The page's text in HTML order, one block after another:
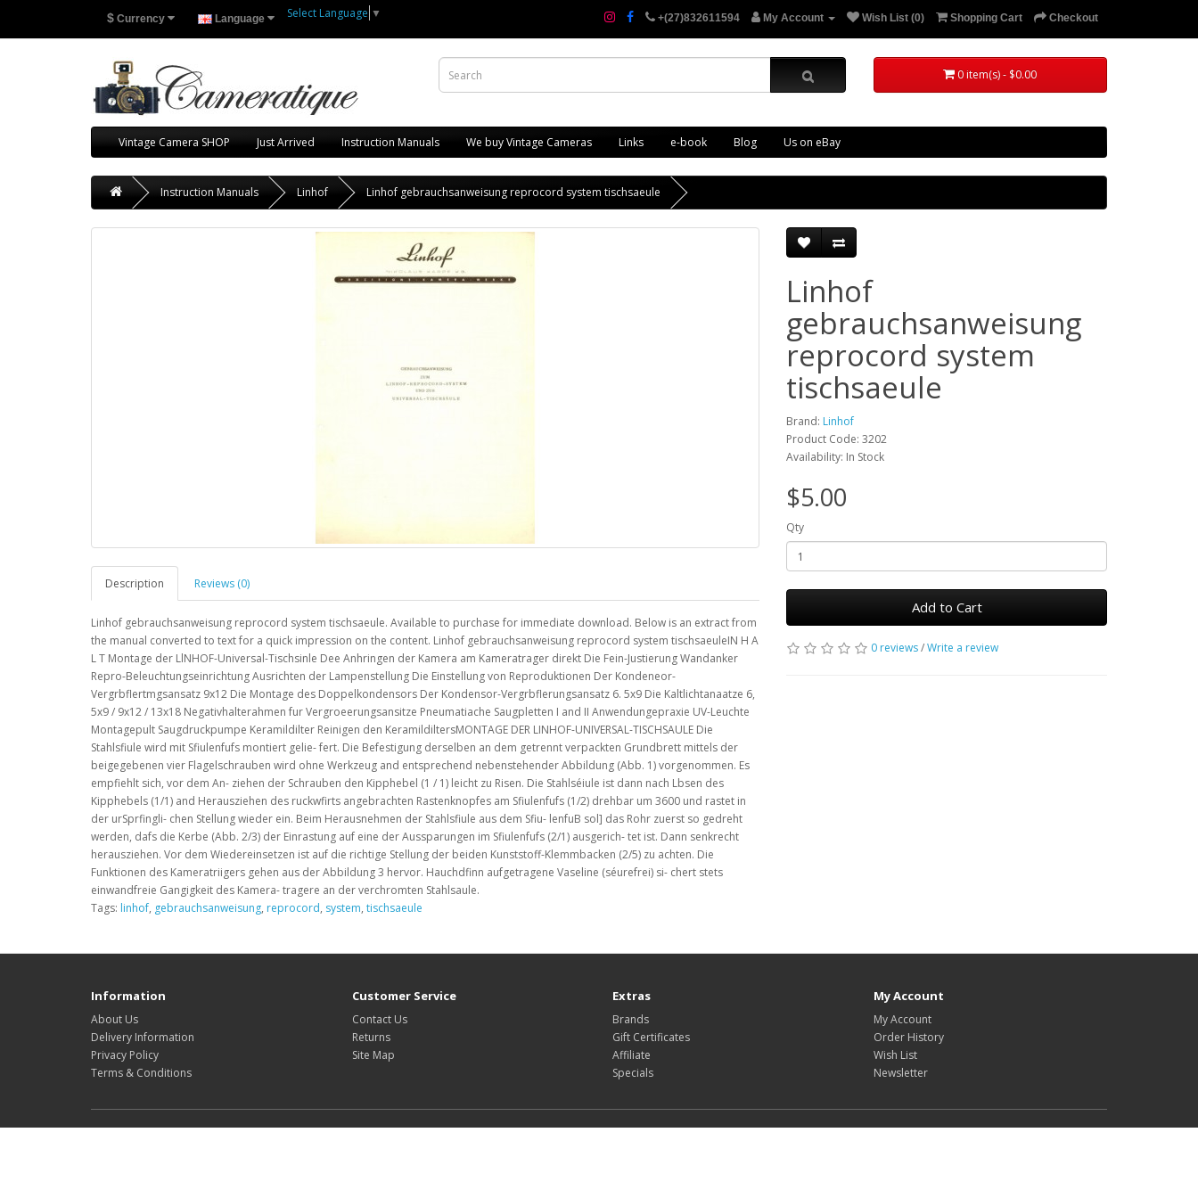
$ Currency Language Select Language ▼ +(27)832611594 My Account Wish List (0) Shopping Cart Checkout
0 item(s) - $0.00
Vintage Camera SHOP Just Arrived Instruction Manuals We buy Vintage Cameras Links e-book Blog Us on eBay
Instruction Manuals Linhof Linhof gebrauchsanweisung reprocord system tischsaeule
Description Reviews (0)
Linhof gebrauchsanweisung reprocord system tischsaeule. Available to purchase for immediate download. Below is an extract from
the manual converted to text for a quick impression on the content. Linhof gebrauchsanweisung reprocord system tischsaeuleIN H A
L T Montage der LlNHOF-Universal-Tischsinle Dee Anhringen der Kamera am Kameratrager direkt Die Fein-Justierung Wandanker
Repro-Beleuchtungseinrichtung Ausrichten der Lampenstellung Die Einstellung von Reproduktionen Der Kondeneor-
Vergrbflertmgsansatz 9x12 Die Montage des Doppelkondensors Der Kondensor-Vergrbflerungsansatz 6. 5x9 Die Kaltlichtanaatze 6,
5x9 / 9x12 / 13x18 Negativhalterahmen fur Vergroeerungsansitze Pneumatiache Saugpletten I and II Anwendungepraxie UV-Leuchte
Montagepult Saugdruckpumpe Keramildilter Reinigen den KeramildiltersMONTAGE DER LINHOF-UNIVERSAL-TISCHSAULE Die
Stahlsfiule wird mit Sfiulenfufs montiert gelie- fert. Die Befestigung derselben an dem getrennt verpackten Grundbrett mittels der
beigegebenen vier Flagelschrauben wird ohne Werkzeug and entsprechend nebenstehender Abbildung (Abb. 1) vorgenommen. Es
empfiehlt sich, vor dem An- ziehen der Schrauben den Kipphebel (1 / 1) leicht zu Risen. Die Stahlséiule ist dann nach Lbsen des
Kipphebels (1/1) and Herausziehen des ruckwfirts angebrachten Rastenknopfes am Sfiulenfufs (1/2) drehbar um 3600 und rastet in
der urSprfingli- chen Stellung wieder ein. Beim Herausnehmen der Stahlsfiule aus dem Sfiu- lenfuB sol] das Rohr zuerst so gedreht
werden, dafs die Kerbe (Abb. 2/3) der Einrastung auf eine der Aussparungen im Sfiulenfufs (2/1) ausgerich- tet ist. Dann senkrecht
herausziehen. Vor dem Wiedereinsetzen ist auf die richtige Stellung der beiden Kunststoff-Klemmbacken (2/5) zu achten. Die
Funktionen des Kameratriigers gehen aus der Abbildung 3 hervor. Hauchdfinn aufgetragene Vaseline (séurefrei) si- chert stets
einwandfreie Gangigkeit des Kamera- tragere an der verchromten Stahlsaule.
Linhof
gebrauchsanweisung
reprocord system
tischsaeule
Brand: Linhof
Product Code: 3202
Availability: In Stock
$5.00
Qty
Add to Cart
0 reviews/Write a review
Tags: linhof, gebrauchsanweisung, reprocord, system, tischsaeule
Information
About Us
Delivery Information
Privacy Policy
Terms & Conditions
Customer Service
Contact Us
Returns
Site Map
Extras
Brands
Gift Certificates
Affiliate
Specials
My Account
My Account
Order History
Wish List
Newsletter